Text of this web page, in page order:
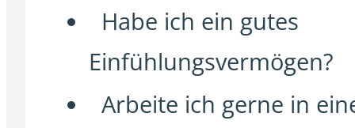
Habe ich ein gutes
Einfühlungsvermögen?
Arbeite ich gerne in